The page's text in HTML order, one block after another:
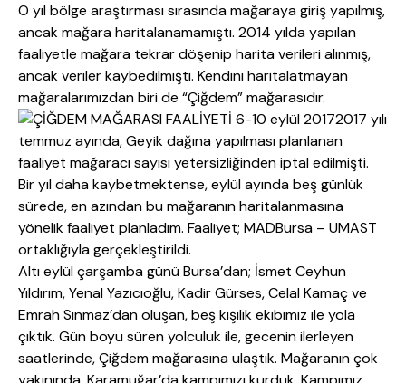
O yıl bölge araştırması sırasında mağaraya giriş yapılmış,
ancak mağara haritalanamamıştı. 2014 yılda yapılan
faaliyetle mağara tekrar döşenip harita verileri alınmış,
ancak veriler kaybedilmişti. Kendini haritalatmayan
mağaralarımızdan biri de “Çiğdem” mağarasıdır.
2017 yılı
temmuz ayında, Geyik dağına yapılması planlanan
faaliyet mağaracı sayısı yetersizliğinden iptal edilmişti.
Bir yıl daha kaybetmektense, eylül ayında beş günlük
sürede, en azından bu mağaranın haritalanmasına
yönelik faaliyet planladım. Faaliyet; MADBursa – UMAST
ortaklığıyla gerçekleştirildi.
Altı eylül çarşamba günü Bursa’dan; İsmet Ceyhun
Yıldırım, Yenal Yazıcıoğlu, Kadir Gürses, Celal Kamaç ve
Emrah Sınmaz’dan oluşan, beş kişilik ekibimiz ile yola
çıktık. Gün boyu süren yolculuk ile, gecenin ilerleyen
saatlerinde, Çiğdem mağarasına ulaştık. Mağaranın çok